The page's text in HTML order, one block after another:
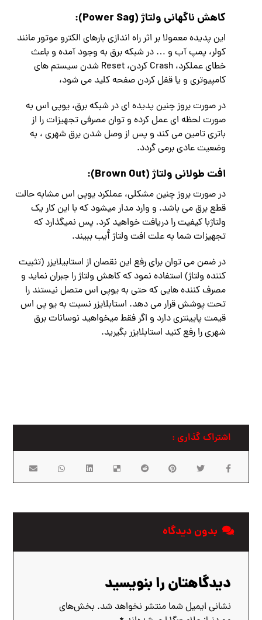
کاهش ناگهانی ولتاژ(Power Sag):
این پدیده معمولا بر اثر راه اندازی بارهای الکترو موتور مانند
کولر، پمپ آب و … در شبکه برق به وجود آمده و باعث
خطای عملکرد، Crash کردن، Reset شدن سیستم های
کامپیوتری و یا قفل کردن صفحه کلید می شود،
در صورت بروز چنین پدیده ای در شبکه برق، یوپی اس به
صورت لحظه ای عمل کرده و توان مصرفی تجهیزات را از
باتری تامین می کند و پس از وصل شدن برق شهری ، به
وضعیت عادی برمی گردد.
افت طولانی ولتاژ(Brown Out):
در صورت بروز چنین مشکلی، عملکرد یوپی اس مشابه حالت
قطع برق می باشد. و وارد مدار میشود که با این کار یک
ولتاژبا کیفیت را دریافت خواهید کرد. پس نمیگذارد که
تجهیزات شما به علت افت ولتاژ آُیب ببیند.
در ضمن می توان برای رفع این نقصان از استابیلایزر (تثبیت
کننده ولتاژ) استفاده نمود که کاهش ولتاژ را جبران نماید و
مصرف کننده هایی که حتی به یوپی اس متصل نیستند را
تحت پوشش قرار می دهد. استابلایزر نسبت به یو پی اس
قیمت پایینتری دارد و اگر فقط میخواهید نوسانات برق
شهری را رفع کنید استابلایزر بگیرید.
بدون دیدگاه
دیدگاهتان را بنویسید
نشانی ایمیل شما منتشر نخواهد شد. بخش‌های